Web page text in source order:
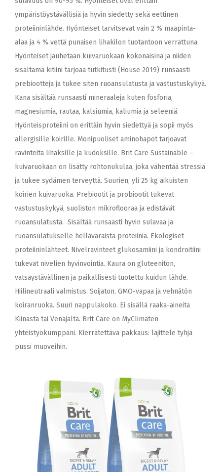
ympäristöystävällisiä ja hyvin siedetty sekä eettinen
proteiininlähde. Hyönteiset tarvitsevat vain 2 % maapinta-
alaa ja 4 % vettä punaisen lihakilon tuotantoon verrattuna.
Hyönteiset jauhetaan kuivaruokaan kokonaisina ja niiden
sisältämä kitiini tarjoaa tutkitusti (House 2019) runsaasti
prebiootteja ja tukee siten ruoansulatusta ja vastustuskykyä.
Kana sisältää runsaasti mineraaleja kuten fosforia,
magnesiumia, rautaa, kalsiumia, kaliumia ja seleeniä.
Hyönteisproteiini on erittäin hyvin siedettyä ja sopii myös
allergisille koirille. Monipuoliset aminohapot tarjoavat
ravinteita lihaksille ja kudoksille. Brit Care Sustainable –
kuivaruokaan on lisätty rohtonukulaa, joka vähentää stressiä
ja tukee sydämen terveyttä. Suurien, yli 25 kg aikuisten
koirien kuivaruoka. Prebiootit ja probiootit tukevat
vastustuskykyä, suoliston mikroflooraa ja edistävät
ruoansulatusta. Sisältää runsaasti hyvin sulavaa ja
ruoansulatukselle hellävaraista proteiinia. Ekologiset
proteiininlähteet. Nivelravinteet glukosamiini ja kondroitiini
tukevat nivelien hyvinvointia. Kaura on gluteeniton,
vatsaystävällinen ja paikallisesti tuotettu kuidun lähde.
Hiilineutraali valmistus. Soijaton, GMO-vapaa ja vehnätön
koiranruoka. Suuri nappulakoko. Ei sisällä raaka-aineita
Kiinasta tai Venäjältä. Brit Care on MyClimaten
yhteistyökumppani. Kierrätettävä pakkaus: lajittele tyhjä
pussi muoveihin.